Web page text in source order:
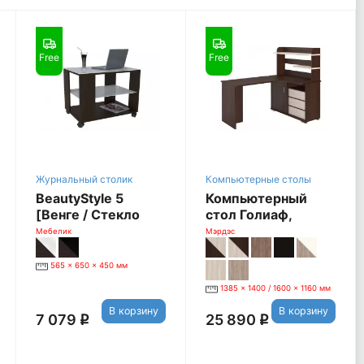
Free
Журнальный столик
BeautyStyle 5
[Венге / Стекло
белое]
Мебелик
565 x 650 x 450 мм
7 079 q
В корзину
Free
Компьютерные столы
Компьютерный
стол Голиаф,
СР-165, Правый,
венге / карамель
Мэрдэс
1385 x 1400 / 1600 x 1160 мм
25 890 q
В корзину